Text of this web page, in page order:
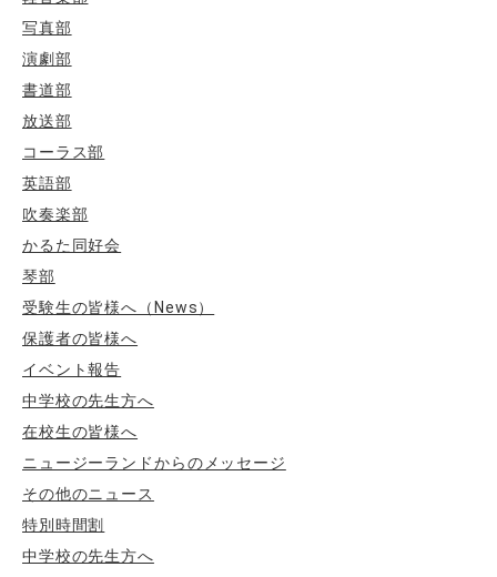
写真部
演劇部
書道部
放送部
コーラス部
英語部
吹奏楽部
かるた同好会
琴部
受験生の皆様へ（News）
保護者の皆様へ
イベント報告
中学校の先生方へ
在校生の皆様へ
ニュージーランドからのメッセージ
その他のニュース
特別時間割
中学校の先生方へ